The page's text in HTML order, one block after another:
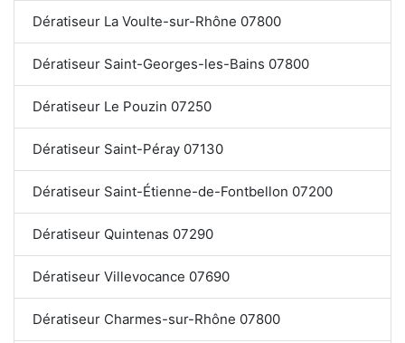
Dératiseur La Voulte-sur-Rhône 07800
Dératiseur Saint-Georges-les-Bains 07800
Dératiseur Le Pouzin 07250
Dératiseur Saint-Péray 07130
Dératiseur Saint-Étienne-de-Fontbellon 07200
Dératiseur Quintenas 07290
Dératiseur Villevocance 07690
Dératiseur Charmes-sur-Rhône 07800